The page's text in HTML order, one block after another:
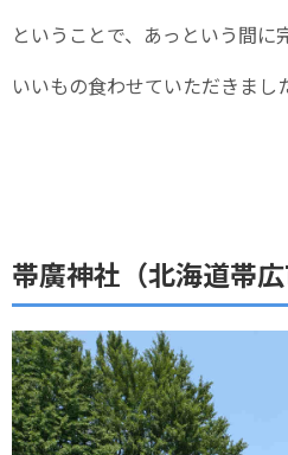
ということで、あっという間に
いいもの食わせていただきまし
帯廣神社（北海道帯広